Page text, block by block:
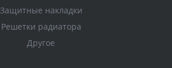
Защитные накладки
Решетки радиатора
Другое